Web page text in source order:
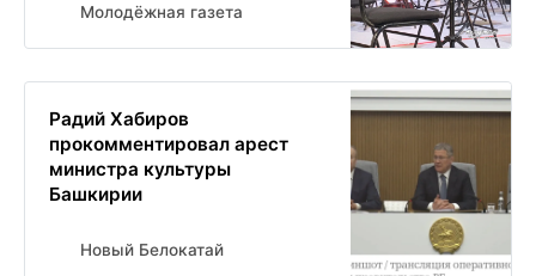
Молодёжная газета
Радий Хабиров
прокомментировал арест
министра культуры
Башкирии
Новый Белокатай